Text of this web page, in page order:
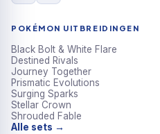
POKÉMON UITBREIDINGEN
Black Bolt & White Flare
Destined Rivals
Journey Together
Prismatic Evolutions
Surging Sparks
Stellar Crown
Shrouded Fable
Alle sets →